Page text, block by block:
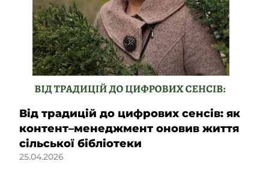
Від традицій до цифрових сенсів: як
контент–менеджмент оновив життя
сільської бібліотеки
25.04.2026